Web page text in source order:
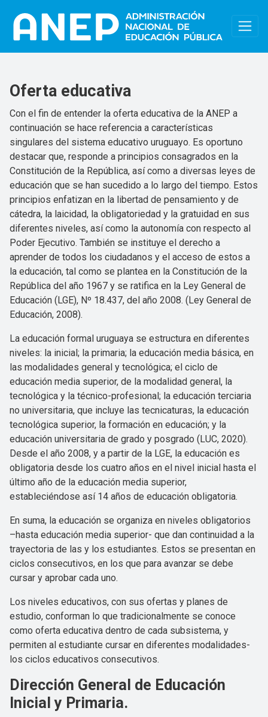
Oferta educativa
Con el fin de entender la oferta educativa de la ANEP a
continuación se hace referencia a características
singulares del sistema educativo uruguayo. Es oportuno
destacar que, responde a principios consagrados en la
Constitución de la República, así como a diversas leyes de
educación que se han sucedido a lo largo del tiempo. Estos
principios enfatizan en la libertad de pensamiento y de
cátedra, la laicidad, la obligatoriedad y la gratuidad en sus
diferentes niveles, así como la autonomía con respecto al
Poder Ejecutivo. También se instituye el derecho a
aprender de todos los ciudadanos y el acceso de estos a
la educación, tal como se plantea en la Constitución de la
República del año 1967 y se ratifica en la Ley General de
Educación (LGE), Nº 18.437, del año 2008. (Ley General de
Educación, 2008).
La educación formal uruguaya se estructura en diferentes
niveles: la inicial; la primaria; la educación media básica, en
las modalidades general y tecnológica; el ciclo de
educación media superior, de la modalidad general, la
tecnológica y la técnico-profesional; la educación terciaria
no universitaria, que incluye las tecnicaturas, la educación
tecnológica superior, la formación en educación; y la
educación universitaria de grado y posgrado (LUC, 2020).
Desde el año 2008, y a partir de la LGE, la educación es
obligatoria desde los cuatro años en el nivel inicial hasta el
último año de la educación media superior,
estableciéndose así 14 años de educación obligatoria.
En suma, la educación se organiza en niveles obligatorios
–hasta educación media superior- que dan continuidad a la
trayectoria de las y los estudiantes. Estos se presentan en
ciclos consecutivos, en los que para avanzar se debe
cursar y aprobar cada uno.
Los niveles educativos, con sus ofertas y planes de
estudio, conforman lo que tradicionalmente se conoce
como oferta educativa dentro de cada subsistema, y
permiten al estudiante cursar en diferentes modalidades-
los ciclos educativos consecutivos.
Dirección General de Educación
Inicial y Primaria.